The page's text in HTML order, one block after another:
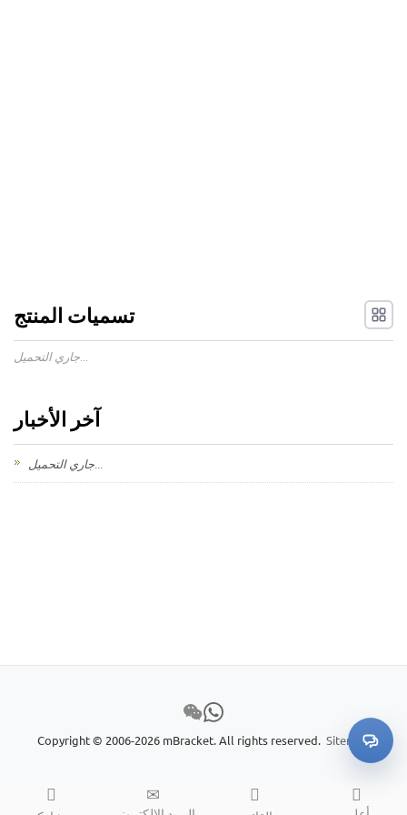
تسميات المنتج
آخر الأخبار
Copyright © 2006-2026 mBracket. All rights reserved. Sitemap